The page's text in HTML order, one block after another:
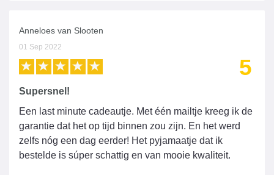
Anneloes van Slooten
01 Sep 2022
5
Supersnel!
Een last minute cadeautje. Met één mailtje kreeg ik de
garantie dat het op tijd binnen zou zijn. En het werd
zelfs nóg een dag eerder! Het pyjamaatje dat ik
bestelde is súper schattig en van mooie kwaliteit.